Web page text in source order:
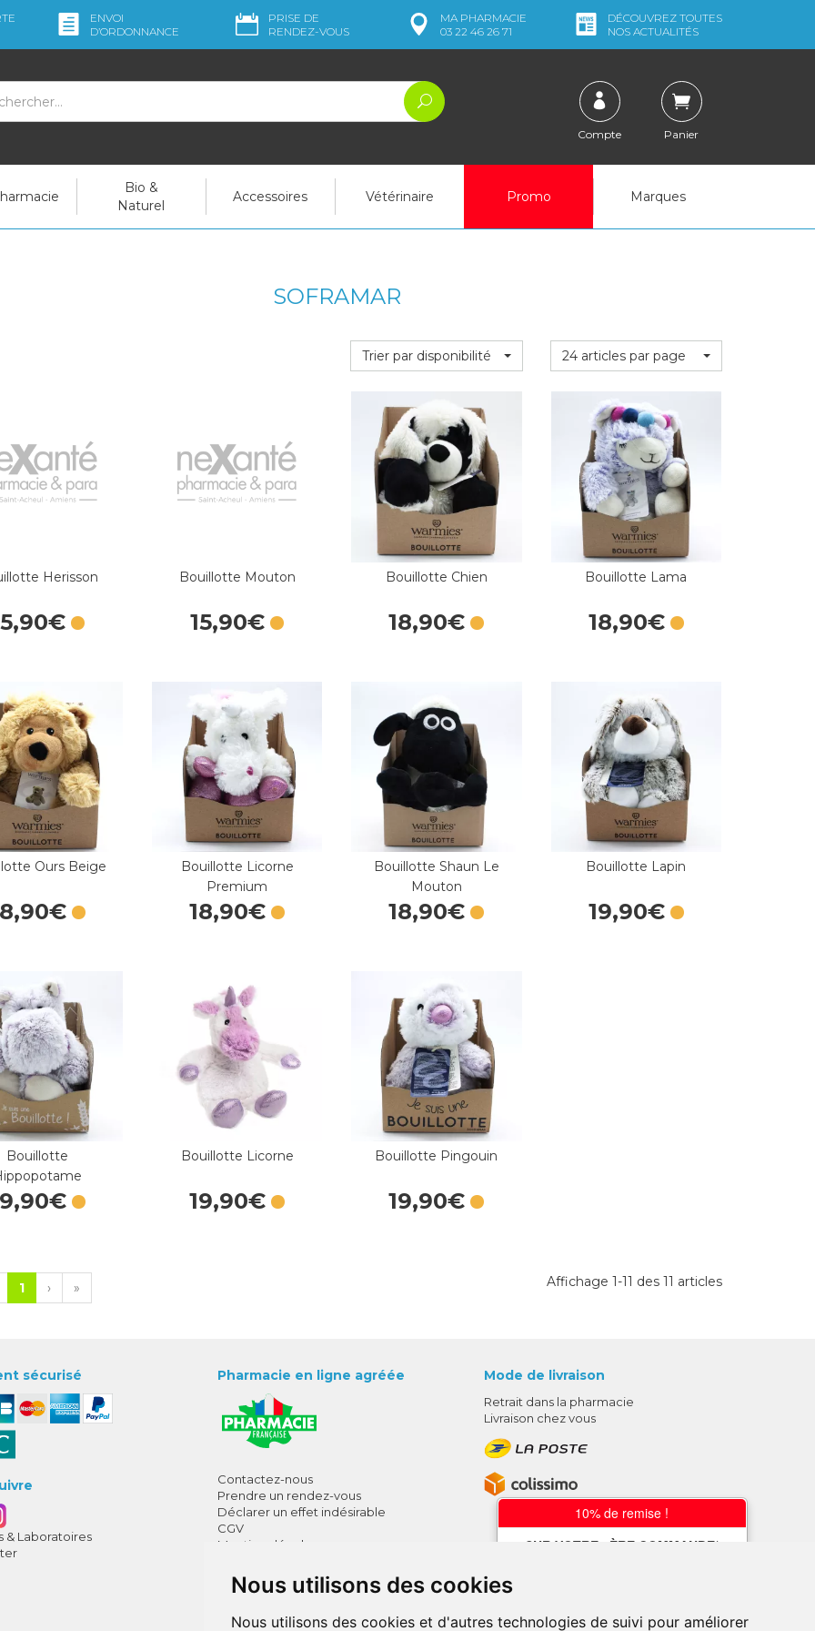
Nous utilisons des cookies
Nous utilisons des cookies et d'autres technologies de suivi pour améliorer
ENVOI
D’ORDONNANCE
PRISE DE
RENDEZ-VOUS
MAPHARMACIE
03 22 46 26 71
DÉCOUVREZ TOUTES
NOS ACTUALITÉS
Compte Panier
Bio &
Naturel
Accessoires Vétérinaire Promo Marques
SOFRAMAR
Trier par disponibilité 24 articles par page
Herisson
,90€
Bouillotte Mouton
15,90€
Bouillotte Chien
18,90€
Bouillotte Lama
18,90€
Ours Beige
,90€
Bouillotte Licorne
Premium
18,90€
Bouillotte Shaun Le
Mouton
18,90€
Bouillotte Lapin
19,90€
Bouillotte
,90€
Bouillotte Licorne
19,90€
Bouillotte Pingouin
19,90€
1 › » Affichage 1-11 des 11 articles
sécurisé
& Laboratoires
Pharmacie en ligne agréée
Contactez-nous
Prendre un rendez-vous
Déclarer un effet indésirable
CGV
Mentions légales
Cookies
Mes préférences Cookies
Annuaire des pharmacies
Mode de livraison
Retrait dans la pharmacie
Livraison chez vous
10% de remise !
SUR VOTRE 1ÈRE COMMANDE*
* sans minimum d'achat , hors